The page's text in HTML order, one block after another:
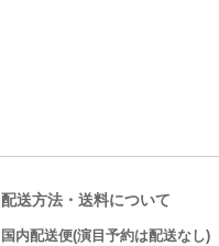
配送方法・送料について
国内配送便(演目予約は配送なし)